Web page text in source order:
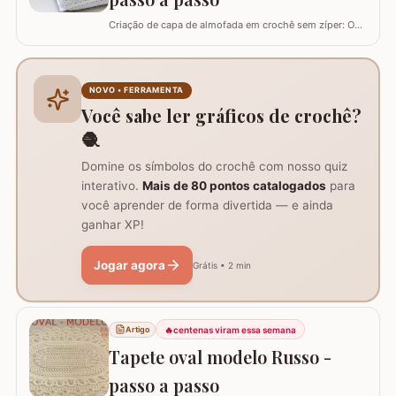
Criação de capa de almofada em crochê sem zíper: O
prática para lavar e versátil, usando crochê com fio de
Materiais necessários para o projeto: São
imprescindíveis fio de algodão nº6, agulha de…
NOVO • FERRAMENTA
Você sabe ler gráficos de crochê?
🧶
Domine os símbolos do crochê com nosso quiz
interativo. Mais de 80 pontos catalogados para
você aprender de forma divertida — e ainda
ganhar XP!
Jogar agora Grátis • 2 min
Artigo 🔥centenas viram essa semana
Tapete oval modelo Russo -
passo a passo